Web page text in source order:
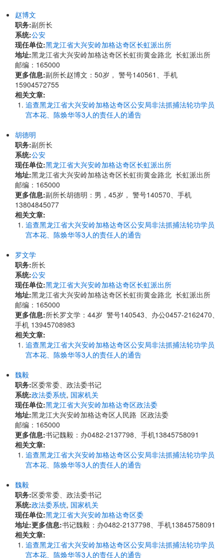
赵博文
职务:副所长
系统:公安
现任单位:黑龙江省大兴安岭加格达奇区长虹派出所
地址:黑龙江省大兴安岭加格达奇区长虹街黄金路北 长虹派出所
邮编：165000
更多信息:副所长赵博文：50岁， 警号140561、手机
15904572755
相关文章:
追查黑龙江省大兴安岭加格达奇区公安局非法抓捕法轮功学员
宫本花、陈焕华等3人的责任人的通告
胡德明
职务:副所长
系统:公安
现任单位:黑龙江省大兴安岭加格达奇区长虹派出所
地址:黑龙江省大兴安岭加格达奇区长虹街黄金路北 长虹派出所
邮编：165000
更多信息:副所长胡德明：男，45岁， 警号140570、手机
13804845077
相关文章:
追查黑龙江省大兴安岭加格达奇区公安局非法抓捕法轮功学员
宫本花、陈焕华等3人的责任人的通告
罗文学
职务:所长
系统:公安
现任单位:黑龙江省大兴安岭加格达奇区长虹派出所
地址:黑龙江省大兴安岭加格达奇区长虹街黄金路北 长虹派出所
邮编：165000
更多信息:所长罗文学：44岁 警号140543、办公0457-2162470、
手机 13945708983
相关文章:
追查黑龙江省大兴安岭加格达奇区公安局非法抓捕法轮功学员
宫本花、陈焕华等3人的责任人的通告
魏毅
职务:区委常委、政法委书记
系统:政法委系统, 国家机关
现任单位:黑龙江省大兴安岭加格达奇区政法委
地址:黑龙江大兴安岭加格达奇区人民路 区政法委
邮编：165000
更多信息:书记魏毅：办0482-2137798、手机13845758091
相关文章:
追查黑龙江省大兴安岭加格达奇区公安局非法抓捕法轮功学员
宫本花、陈焕华等3人的责任人的通告
魏毅
职务:区委常委、政法委书记
系统:政法委系统, 国家机关
现任单位:黑龙江省大兴安岭加格达奇区委
地址:更多信息:书记魏毅：办0482-2137798、手机13845758091
相关文章:
追查黑龙江省大兴安岭加格达奇区公安局非法抓捕法轮功学员
宫本花、陈焕华等3人的责任人的通告